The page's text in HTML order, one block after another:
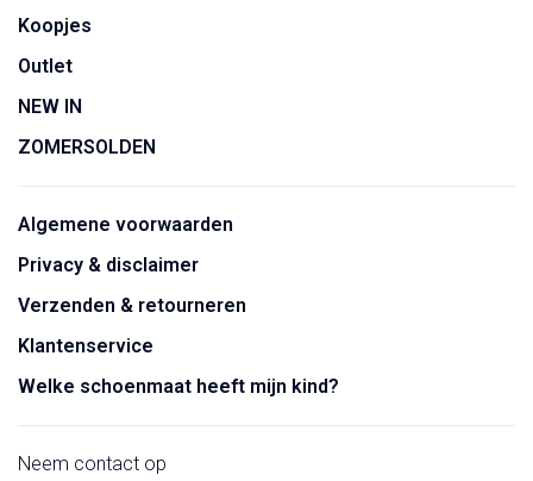
Koopjes
Outlet
NEW IN
ZOMERSOLDEN
Algemene voorwaarden
Privacy & disclaimer
Verzenden & retourneren
Klantenservice
Welke schoenmaat heeft mijn kind?
Neem contact op